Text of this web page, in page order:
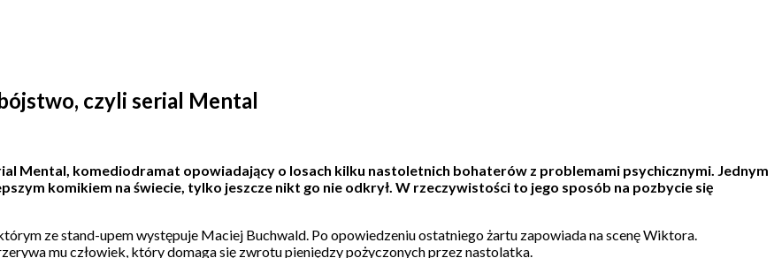
czyli serial Mental
Mental, komediodramat opowiadający o losach kilku nastoletnich bohaterów z problemami psychicznymi. Jednym
komikiem na świecie, tylko jeszcze nikt go nie odkrył. W rzeczywistości to jego sposób na pozbycie się
ze stand-upem występuje Maciej Buchwald. Po opowiedzeniu ostatniego żartu zapowiada na scenę Wiktora.
mu człowiek, który domaga się zwrotu pieniędzy pożyczonych przez nastolatka.